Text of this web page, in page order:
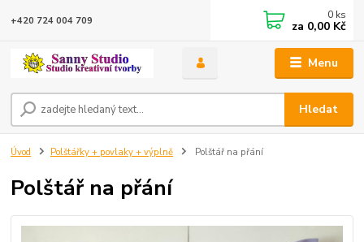
Menu
Hledat
+420 724 004 709 0 ks
za 0,00 Kč
Úvod Polštářky + povlaky + výplně Polštář na přání
Polštář na přání